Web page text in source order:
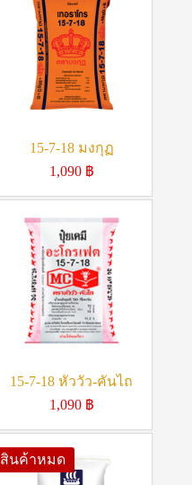
15-7-18 มงกุฏ
1,090 ฿
15-7-18 หัววัว-คันไถ
1,090 ฿
สินค้าหมด